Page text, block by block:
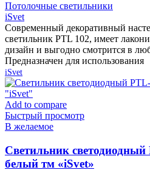
Потолочные светильники
iSvet
Современный декоративный
светильник PTL 102, имеет
дизайн и выгодно смотрится в
Предназначен для использования
iSvet
Add to compare
Быстрый просмотр
В желаемое
Cветильник
белый тм «iSvet»